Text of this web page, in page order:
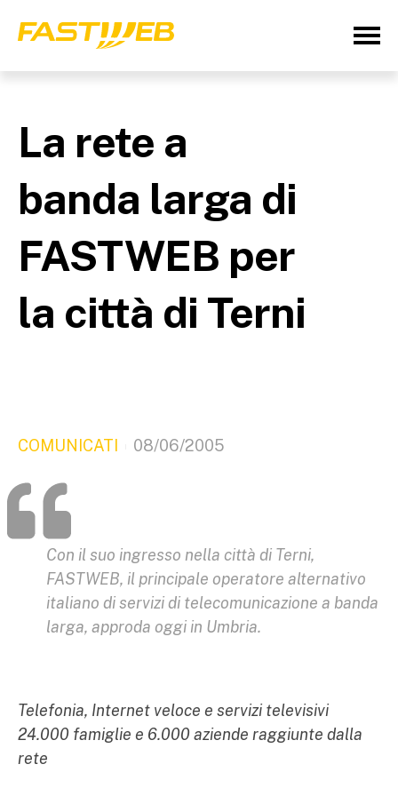
La rete a
banda larga di
FASTWEB per
la città di Terni
COMUNICATI 08/06/2005
Con il suo ingresso nella città di Terni,
FASTWEB, il principale operatore alternativo
italiano di servizi di telecomunicazione a banda
larga, approda oggi in Umbria.
Telefonia, Internet veloce e servizi televisivi
24.000 famiglie e 6.000 aziende raggiunte dalla
rete